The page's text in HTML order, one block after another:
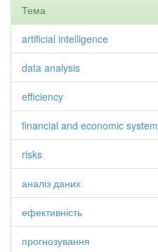
Тема
artificial intelligence
data analysis
efficiency
financial and economic system
risks
аналіз даних
ефективність
прогнозування